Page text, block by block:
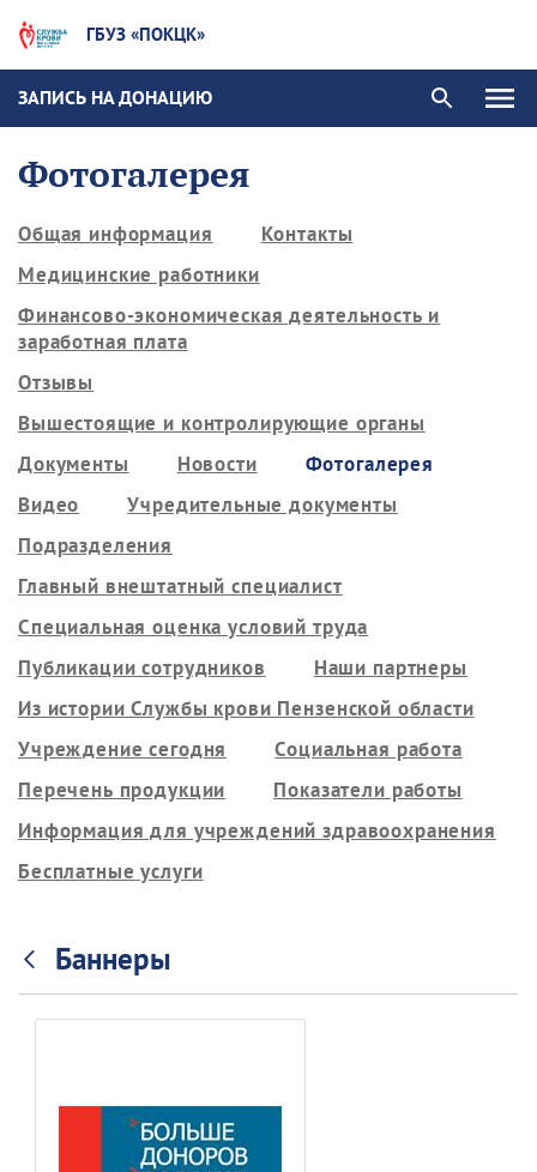
ГБУЗ «ПОКЦК»
ЗАПИСЬ НА ДОНАЦИЮ
Фотогалерея
Общая информация
Контакты
Медицинские работники
Финансово-экономическая деятельность и
заработная плата
Отзывы
Вышестоящие и контролирующие органы
Документы
Новости
Фотогалерея
Видео
Учредительные документы
Подразделения
Главный внештатный специалист
Специальная оценка условий труда
Публикации сотрудников
Наши партнеры
Из истории Службы крови Пензенской области
Учреждение сегодня
Социальная работа
Перечень продукции
Показатели работы
Информация для учреждений здравоохранения
Бесплатные услуги
Баннеры